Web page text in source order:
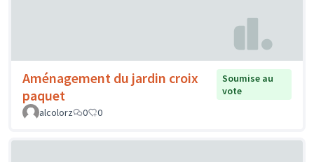
Aménagement du jardin croix
paquet
Soumise au
vote
alcolorz
0 0